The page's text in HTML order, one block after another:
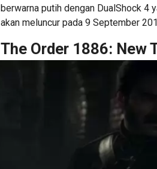
berwarna putih dengan DualShock 4
akan meluncur pada 9 September
The Order 1886: New